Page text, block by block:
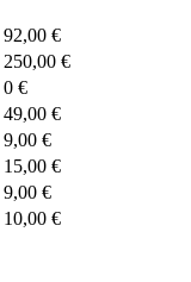
92,00 €
250,00 €
0 €
49,00 €
9,00 €
15,00 €
9,00 €
10,00 €